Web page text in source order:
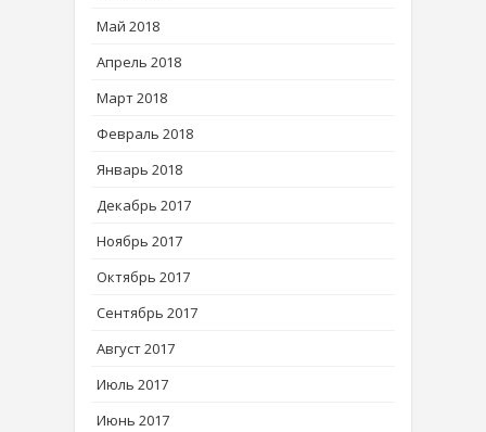
Май 2018
Апрель 2018
Март 2018
Февраль 2018
Январь 2018
Декабрь 2017
Ноябрь 2017
Октябрь 2017
Сентябрь 2017
Август 2017
Июль 2017
Июнь 2017